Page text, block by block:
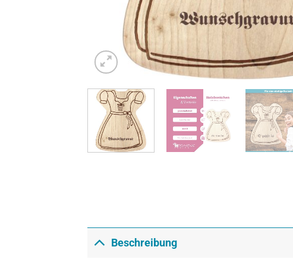
Beschreibung